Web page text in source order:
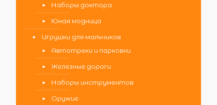
Наборы доктора
Юная модница
Игрушки для мальчиков
Автотреки и парковки
Железные дороги
Наборы инструментов
Оружие